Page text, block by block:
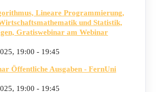
Lineare Programmierung,
und Statistik,
Gratiswebinar am Webinar
19:00 - 19:45
Öffentliche Ausgaben - FernUni
19:00 - 19:45